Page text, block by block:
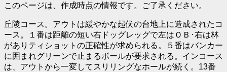
このページは、作成時点の情報です。ご了承ください。
丘陵コース。アウトは緩やかな起伏の台地上に造成されたコ
ース。１番は距離の短い右ドッグレッグで左はＯＢ･右は林
がありティショットの正確性が求められる。５番はバンカー
に囲まれグリーンで止まるボールが要求される。インコース
は、アウトから一変してスリリングなホールが続く。13番